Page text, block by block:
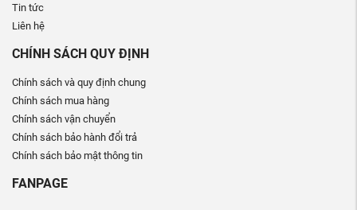
Tin tức
Liên hệ
CHÍNH SÁCH QUY ĐỊNH
Chính sách và quy định chung
Chính sách mua hàng
Chính sách vận chuyển
Chính sách bảo hành đổi trả
Chính sách bảo mật thông tin
FANPAGE